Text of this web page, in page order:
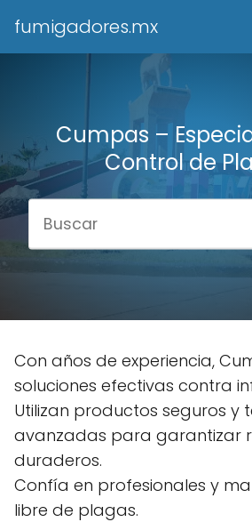
fumigadores.mx
Cumpas –
Control de
Con años de experiencia,
soluciones efectivas contra
Utilizan productos seguros y
avanzadas para garantizar
duraderos.
Confía en profesionales y
libre de plagas.